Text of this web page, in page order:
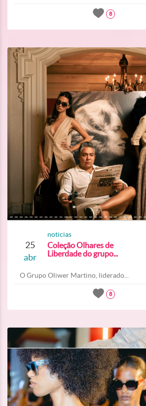
8
25
abr
noticias
Coleção Olhares de
Liberdade do grupo...
O Grupo Oliwer Martino, liderado...
8